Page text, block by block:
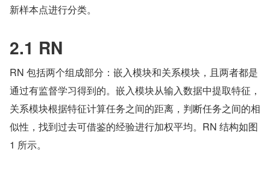
新样本点进行分类。
2.1 RN
RN 包括两个组成部分：嵌入模块和关系模块，且两者都是
通过有监督学习得到的。嵌入模块从输入数据中提取特征，
关系模块根据特征计算任务之间的距离，判断任务之间的相
似性，找到过去可借鉴的经验进行加权平均。RN 结构如图
1 所示。